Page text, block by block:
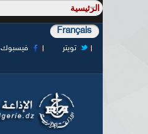
Français
فيسبوك
تويتر